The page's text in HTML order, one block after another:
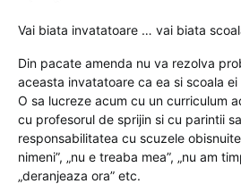
Vai biata invatatoare … vai biata
Din pacate amenda nu va rezolva
aceasta invatatoare ca ea si scoala
O sa lucreze acum cu un curriculum
cu profesorul de sprijin si cu parintii
responsabilitatea cu scuzele
nimeni”, „nu e treaba mea”, „nu am
„deranjeaza ora” etc.